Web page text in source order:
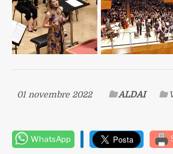
01 novembre 2022 ALDAI
WhatsApp